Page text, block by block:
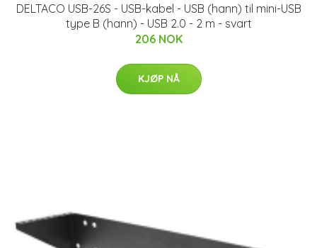
DELTACO USB-26S - USB-kabel - USB (hann) til mini-USB
type B (hann) - USB 2.0 - 2 m - svart
206 NOK
KJØP NÅ